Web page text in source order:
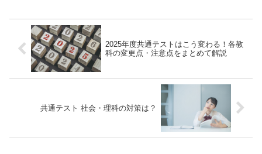
2025年度共通テストはこう変わる！各教
科の変更点・注意点をまとめて解説
共通テスト 社会・理科の対策は？